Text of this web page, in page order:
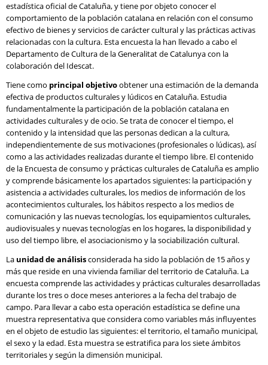
estadística oficial de Cataluña, y tiene por objeto conocer el
comportamiento de la población catalana en relación con el consumo
efectivo de bienes y servicios de carácter cultural y las prácticas activas
relacionadas con la cultura. Esta encuesta la han llevado a cabo el
Departamento de Cultura de la Generalitat de Catalunya con la
colaboración del Idescat.
Tiene como principal objetivoobtener una estimación de la demanda
efectiva de productos culturales y lúdicos en Cataluña. Estudia
fundamentalmente la participación de la población catalana en
actividades culturales y de ocio. Se trata de conocer el tiempo, el
contenido y la intensidad que las personas dedican a la cultura,
independientemente de sus motivaciones (profesionales o lúdicas), así
como a las actividades realizadas durante el tiempo libre. El contenido
de la Encuesta de consumo y prácticas culturales de Cataluña es amplio
y comprende básicamente los apartados siguientes: la participación y
asistencia a actividades culturales, los medios de información de los
acontecimientos culturales, los hábitos respecto a los medios de
comunicación y las nuevas tecnologías, los equipamientos culturales,
audiovisuales y nuevas tecnologías en los hogares, la disponibilidad y
uso del tiempo libre, el asociacionismo y la sociabilización cultural.
La unidad de análisisconsiderada ha sido la población de 15 años y
más que reside en una vivienda familiar del territorio de Cataluña. La
encuesta comprende las actividades y prácticas culturales desarrolladas
durante los tres o doce meses anteriores a la fecha del trabajo de
campo. Para llevar a cabo esta operación estadística se define una
muestra representativa que considera como variables más influyentes
en el objeto de estudio las siguientes: el territorio, el tamaño municipal,
el sexo y la edad. Esta muestra se estratifica para los siete ámbitos
territoriales y según la dimensión municipal.